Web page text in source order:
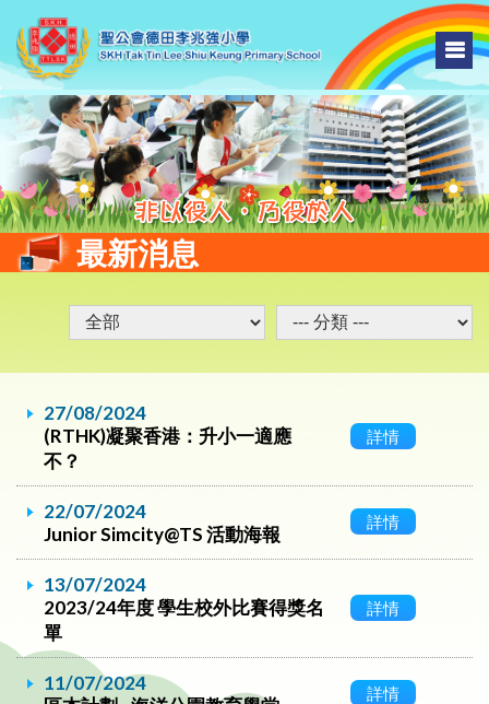
最新消息
27/08/2024
(RTHK)凝聚香港：升小一適應
不？
詳情
22/07/2024
Junior Simcity@TS 活動海報
詳情
13/07/2024
2023/24年度 學生校外比賽得獎名
單
詳情
11/07/2024
詳情